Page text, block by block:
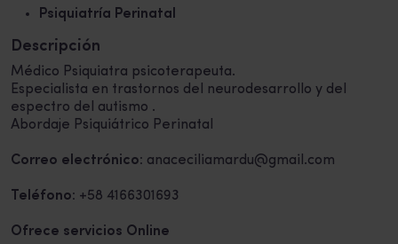
Psiquiatría Perinatal
Descripción
Médico Psiquiatra psicoterapeuta.
Especialista en trastornos del neurodesarrollo y del
espectro del autismo .
Abordaje Psiquiátrico Perinatal
Correo electrónico: anaceciliamardu@gmail.com
Teléfono: +58 4166301693
Ofrece servicios Online